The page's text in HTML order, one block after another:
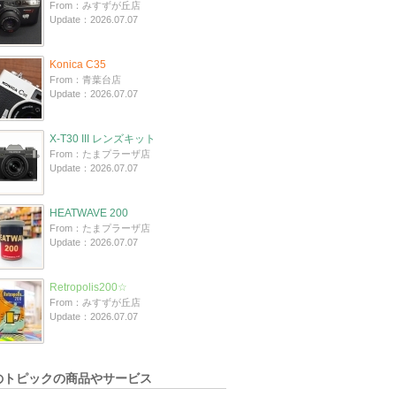
From：みすずが丘店
Update：2026.07.07
Konica C35
From：青葉台店
Update：2026.07.07
X-T30 III レンズキット
From：たまプラーザ店
Update：2026.07.07
HEATWAVE 200
From：たまプラーザ店
Update：2026.07.07
Retropolis200☆
From：みすずが丘店
Update：2026.07.07
トピックの商品やサービス